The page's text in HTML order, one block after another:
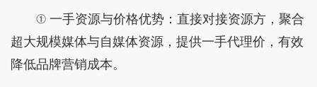
① 一手资源与价格优势：直接对接资源方，聚合
超大规模媒体与自媒体资源，提供一手代理价，有效
降低品牌营销成本。